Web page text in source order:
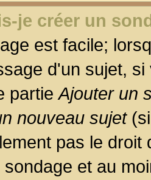
je créer un
est facile;
d'un sujet,
partieAjouter un
nouveau sujet(si
pas le
et au